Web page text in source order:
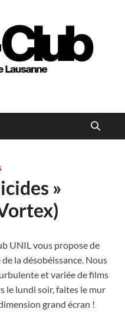
»
UNIL vous propose de
la désobéissance. Nous
et variée de films
le lundi soir, faites le mur
grand écran !